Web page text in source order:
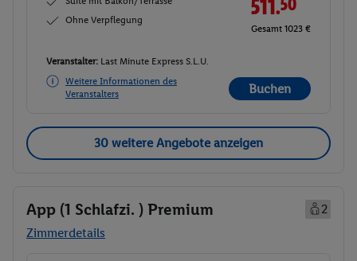
Ohne Verpflegung
511.50
Gesamt 1023 €
Veranstalter: Last Minute Express S.L.U.
Weitere Informationen des
Veranstalters
Buchen
30 weitere Angebote anzeigen
App (1 Schlafzi. ) Premium
2
Zimmerdetails